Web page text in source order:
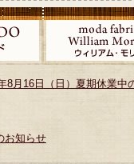
8月16日（日）夏期休業中
お知らせ